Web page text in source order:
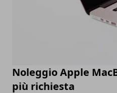
Noleggio Apple
più richiesta